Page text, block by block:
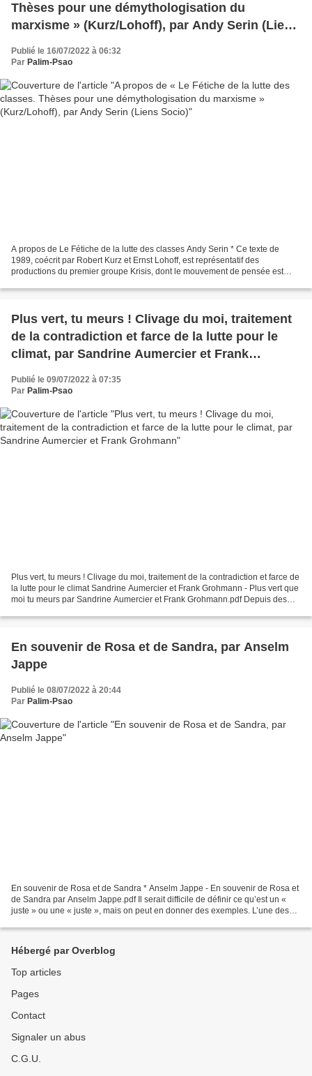
Thèses pour une démythologisation du
marxisme » (Kurz/Lohoff), par Andy Serin (Liens
Socio)
Publié le 16/07/2022 à 06:32
Par Palim-Psao
A propos de Le Fétiche de la lutte des classes Andy Serin * Ce texte de
1989, coécrit par Robert Kurz et Ernst Lohoff, est représentatif des
productions du premier groupe Krisis, dont le mouvement de pensée est
Plus vert, tu meurs ! Clivage du moi, traitement
de la contradiction et farce de la lutte pour le
climat, par Sandrine Aumercier et Frank
Publié le 09/07/2022 à 07:35
Par Palim-Psao
Plus vert, tu meurs ! Clivage du moi, traitement de la contradiction et farce de
la lutte pour le climat Sandrine Aumercier et Frank Grohmann - Plus vert que
moi tu meurs par Sandrine Aumercier et Frank Grohmann.pdf Depuis des
En souvenir de Rosa et de Sandra, par Anselm
Jappe
Publié le 08/07/2022 à 20:44
Par Palim-Psao
En souvenir de Rosa et de Sandra * Anselm Jappe - En souvenir de Rosa et
de Sandra par Anselm Jappe.pdf Il serait difficile de définir ce qu’est un «
juste » ou une « juste », mais on peut en donner des exemples. L’une des
Hébergé par Overblog
Top articles
Pages
Contact
Signaler un abus
C.G.U.